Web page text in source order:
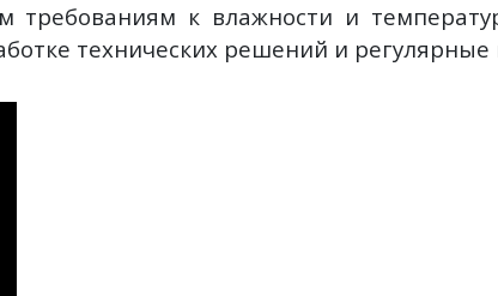
требованиям к влажности и
технических решений и регулярные